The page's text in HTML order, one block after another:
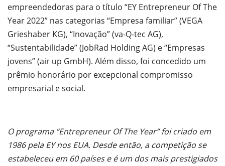
empreendedoras para o título “EY Entrepreneur Of The
Year 2022” nas categorias “Empresa familiar” (VEGA
Grieshaber KG), “Inovação” (va-Q-tec AG),
“Sustentabilidade” (JobRad Holding AG) e “Empresas
jovens” (air up GmbH). Além disso, foi concedido um
prêmio honorário por excepcional compromisso
empresarial e social.
O programa “Entrepreneur Of The Year” foi criado em
1986 pela EY nos EUA. Desde então, a competição se
estabeleceu em 60 países e é um dos mais prestigiados